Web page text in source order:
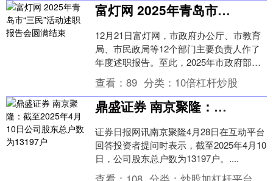
富灯网 2025年青岛市“三民”活动述职报告会圆满结束
12月21日富灯网，市政府办公厅、市教育
局、市民政局等12个部门主要负责人作了
年度述职报告。至此，2025年市政府部
门“向市民报告、听市民意见、请市民评
议”活动....
查看： 89 分类： 10倍杠杆炒股
鼎盛证券 南京聚隆：截至2025年4月10日公司股东总户数为13197户
证券日报网讯南京聚隆4月28日在互动平台
回答投资者提问时表示，截至2025年4月10
日，公司股东总户数为13197户。....